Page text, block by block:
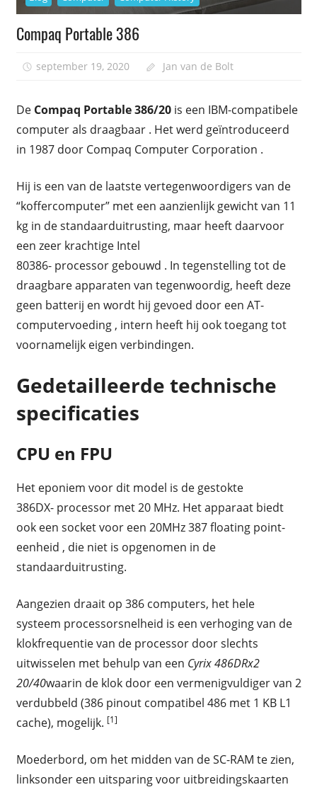
Compaq Portable 386
september 19, 2020 Jan van de Bolt
De Compaq Portable 386/20is een IBM-compatibele
computer als draagbaar . Het werd geïntroduceerd
in 1987 door Compaq Computer Corporation .
Hij is een van de laatste vertegenwoordigers van de
“koffercomputer” met een aanzienlijk gewicht van 11
kg in de standaarduitrusting, maar heeft daarvoor
een zeer krachtige Intel
80386- processor gebouwd . In tegenstelling tot de
draagbare apparaten van tegenwoordig, heeft deze
geen batterij en wordt hij gevoed door een AT-
computervoeding , intern heeft hij ook toegang tot
voornamelijk eigen verbindingen.
Gedetailleerde technische
specificaties
CPU en FPU
Het eponiem voor dit model is de gestokte
386DX- processor met 20 MHz. Het apparaat biedt
ook een socket voor een 20MHz 387 floating point-
eenheid , die niet is opgenomen in de
standaarduitrusting.
Aangezien draait op 386 computers, het hele
systeem processorsnelheid is een verhoging van de
klokfrequentie van de processor door slechts
uitwisselen met behulp van een Cyrix 486DRx2
20/40waarin de klok door een vermenigvuldiger van 2
verdubbeld (386 pinout compatibel 486 met 1 KB L1
cache), mogelijk. [1]
Moederbord, om het midden van de SC-RAM te zien,
linksonder een uitsparing voor uitbreidingskaarten